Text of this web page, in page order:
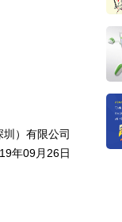
圳）有限公司
年09月26日